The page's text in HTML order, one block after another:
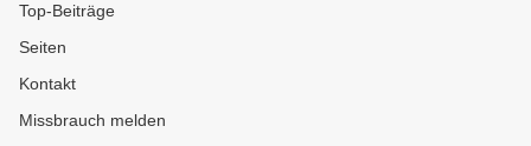
Top-Beiträge
Seiten
Kontakt
Missbrauch melden